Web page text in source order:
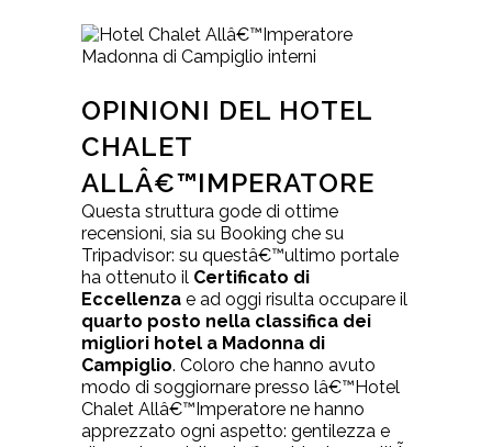
OPINIONI DEL HOTEL
CHALET
ALLÂ€™IMPERATORE
Questa struttura gode di ottime
recensioni, sia su Booking che su
Tripadvisor: su questâ€™ultimo portale
ha ottenuto il Certificato di
Eccellenza e ad oggi risulta occupare il
quarto posto nella classifica dei
migliori hotel a Madonna di
Campiglio. Coloro che hanno avuto
modo di soggiornare presso lâ€™Hotel
Chalet Allâ€™Imperatore ne hanno
apprezzato ogni aspetto: gentilezza e